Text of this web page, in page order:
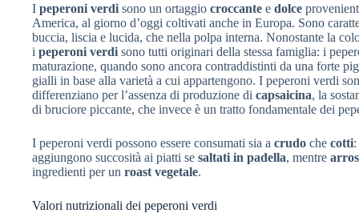
I peperoni verdi sono un ortaggio croccante e dolce
America, al giorno d’oggi coltivati anche in Europa. Sono
buccia, liscia e lucida, che nella polpa interna. Nonostante la
i peperoni verdi sono tutti originari della stessa famiglia: i
maturazione, quando sono ancora contraddistinti da una forte
gialli in base alla varietà a cui appartengono. I peperoni verdi
differenziano per l’assenza di produzione di capsaicina, la
di bruciore piccante, che invece è un tratto fondamentale dei
I peperoni verdi possono essere consumati sia a crudo che cotti
aggiungono succosità ai piatti se saltati in padella, mentre
ingredienti per un roast vegetale.
Valori nutrizionali dei peperoni verdi